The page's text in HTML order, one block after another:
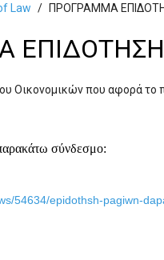
Law ΠΡΟΓΡΑΜΜΑ
Οικονομικών που αφορά το
σύνδεσμο:
54634/epidothsh-pagiwn-